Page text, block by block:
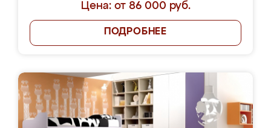
Цена: от 86 000 руб.
ПОДРОБНЕЕ